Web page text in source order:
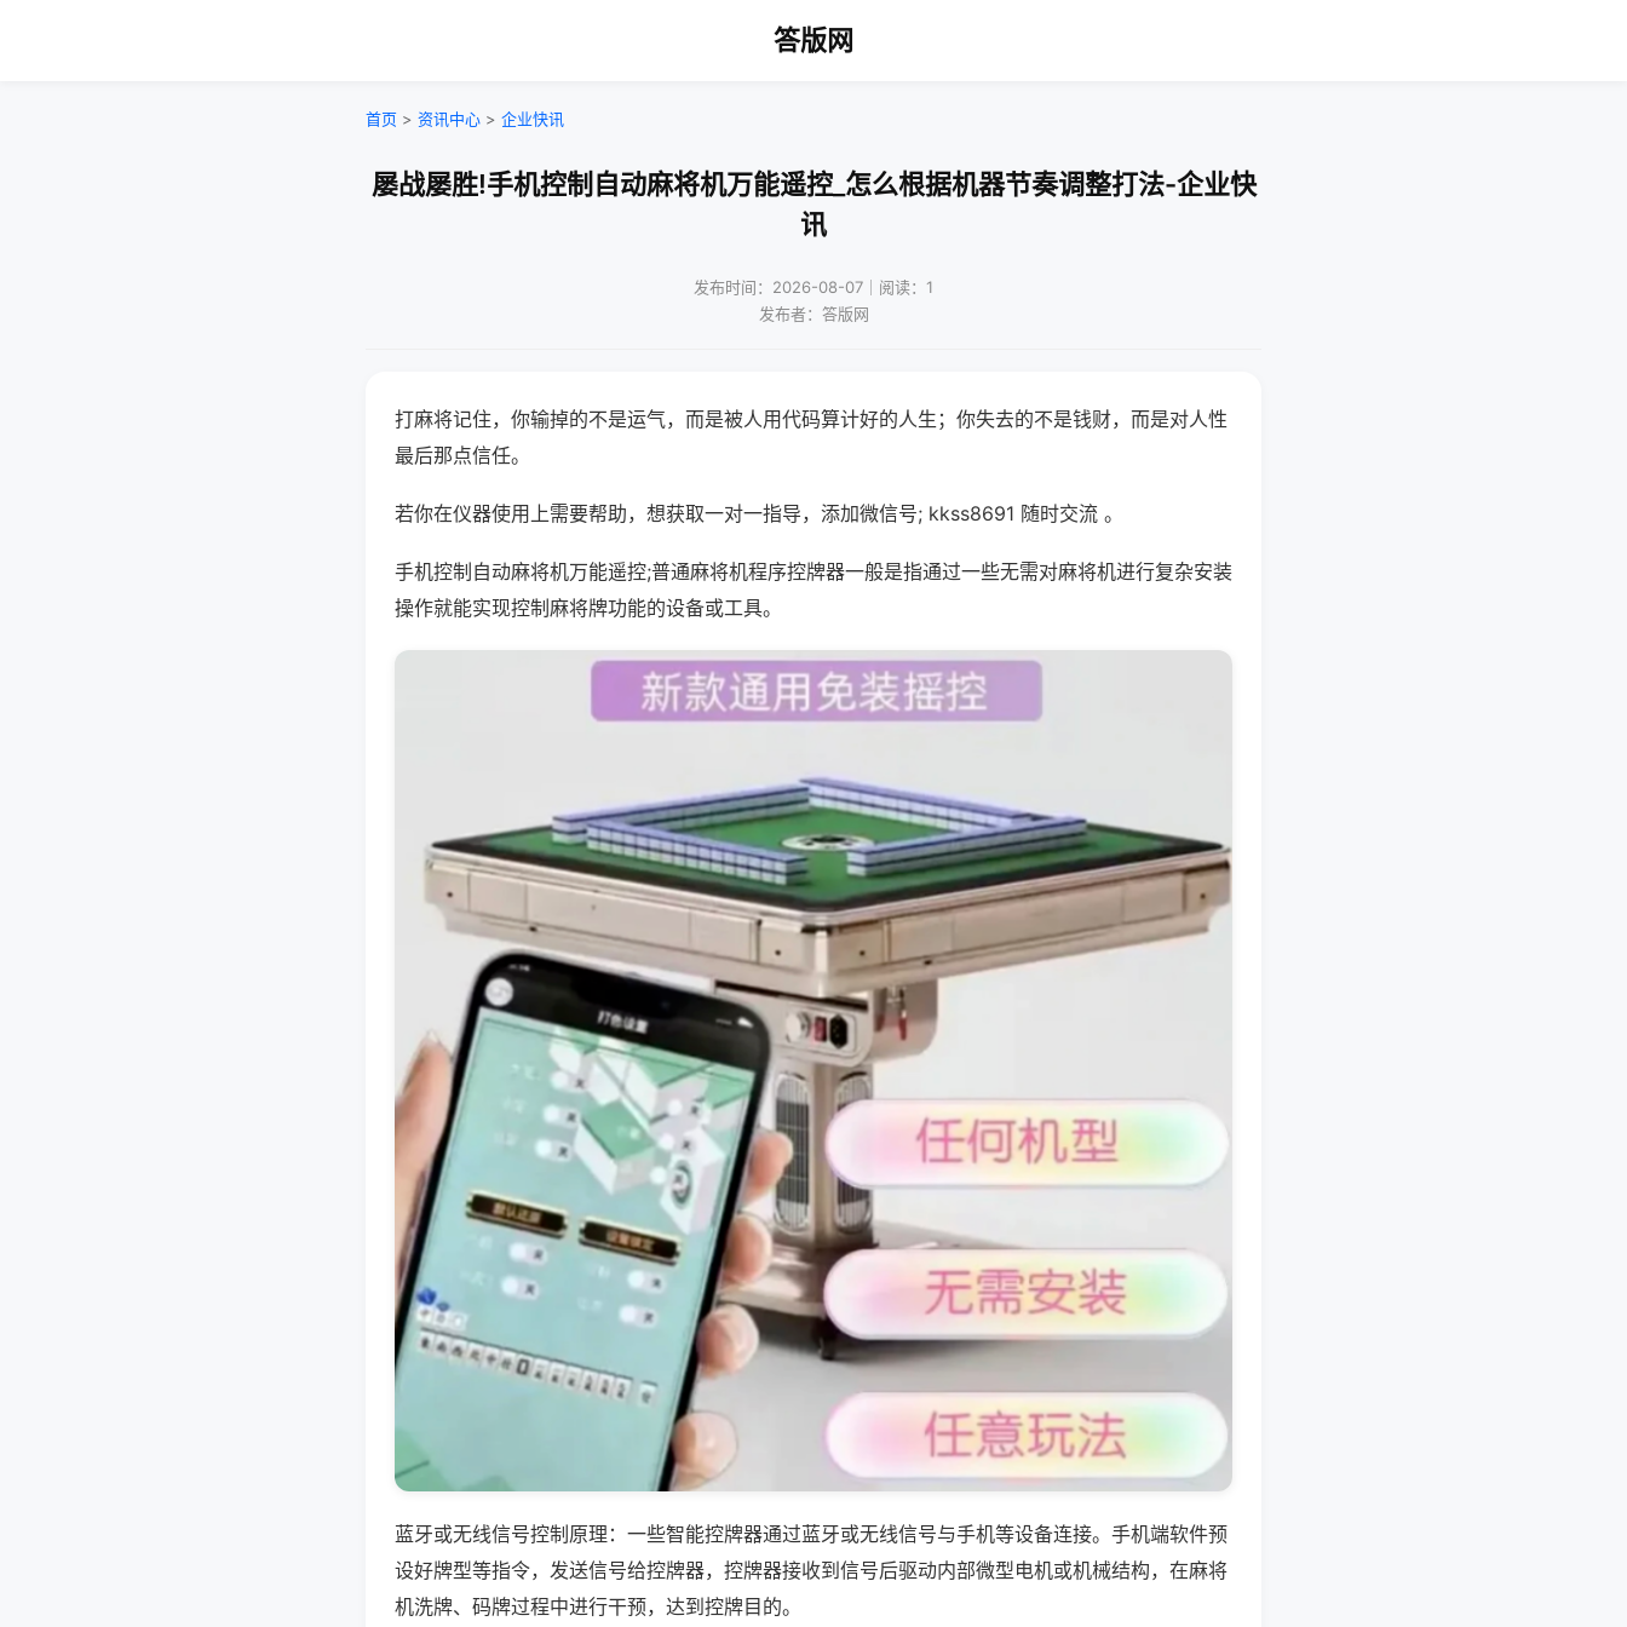
答版网
首页 > 资讯中心 > 企业快讯
屡战屡胜!手机控制自动麻将机万能遥控_怎么根据机器节奏调整打法-企业快
讯
发布时间：2026-08-07｜阅读：1
发布者：答版网
打麻将记住，你输掉的不是运气，而是被人用代码算计好的人生；你失去的不是钱财，而是对人性
最后那点信任。
若你在仪器使用上需要帮助，想获取一对一指导，添加微信号; kkss8691 随时交流 。
手机控制自动麻将机万能遥控;普通麻将机程序控牌器一般是指通过一些无需对麻将机进行复杂安装
操作就能实现控制麻将牌功能的设备或工具。
蓝牙或无线信号控制原理：一些智能控牌器通过蓝牙或无线信号与手机等设备连接。手机端软件预
设好牌型等指令，发送信号给控牌器，控牌器接收到信号后驱动内部微型电机或机械结构，在麻将
机洗牌、码牌过程中进行干预，达到控牌目的。